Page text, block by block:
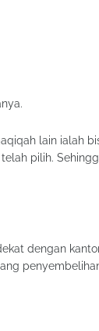
lain ialah
pilih.
dengan